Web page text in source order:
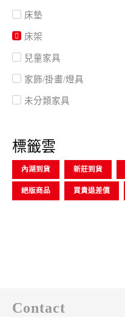
床墊
床架
兒童家具
家飾/掛畫/燈具
未分類家具
標籤雲
內湖到貨 新莊到貨
絕版商品 買貴退差價
Contact